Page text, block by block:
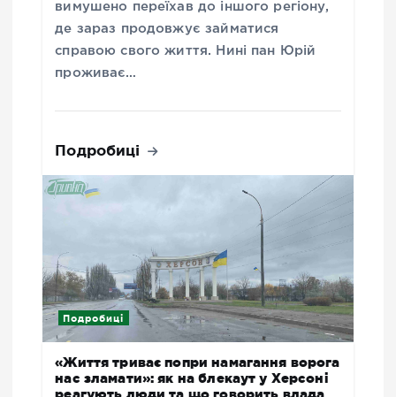
вимушено переїхав до іншого регіону,
де зараз продовжує займатися
справою свого життя. Нині пан Юрій
проживає…
Подробиці
Подробиці
«Життя триває попри намагання ворога
нас зламати»: як на блекаут у Херсоні